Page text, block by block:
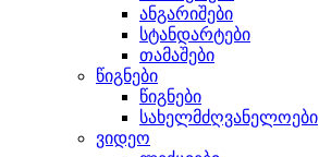
ანგარიშები
სტანდარტები
თამაშები
წიგნები
წიგნები
სახელმძღვანელოები
ვიდეო